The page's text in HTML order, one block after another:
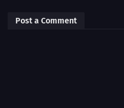
Post a Comment